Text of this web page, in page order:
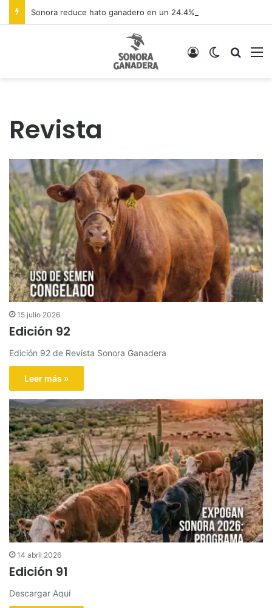
Sonora reduce hato ganadero en un 24.4% por sequía
Switch
Acceso
Revista
15 julio 2026
Edición 92
Edición 92 de Revista Sonora Ganadera
Leer más »
14 abril 2026
Edición 91
Descargar Aquí